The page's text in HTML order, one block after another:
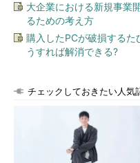
大企業における新規事業
るための考え方
購入したPCが破損する
うすれば解消できる?
チェックしておきたい人気